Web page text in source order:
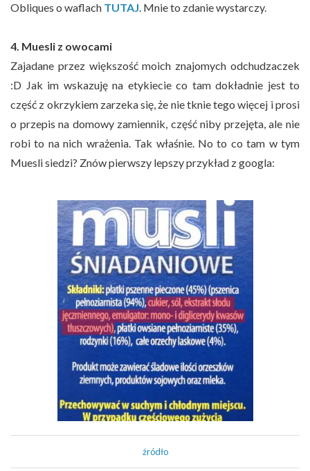
Obliques o waflach TUTAJ. Mnie to zdanie wystarczy.
4. Muesli z owocami
Zajadane przez większość moich znajomych odchudzaczek
:D Jak im wskazuję na etykiecie co tam dokładnie jest to
część z okrzykiem zarzeka się, że nie tknie tego więcej i prosi
o przepis na domowy zamiennik, część niby przejęta, ale nie
robi to na nich wrażenia. Tak właśnie. No to co tam w tym
Muesli siedzi? Znów pierwszy lepszy przykład z googla:
źródło